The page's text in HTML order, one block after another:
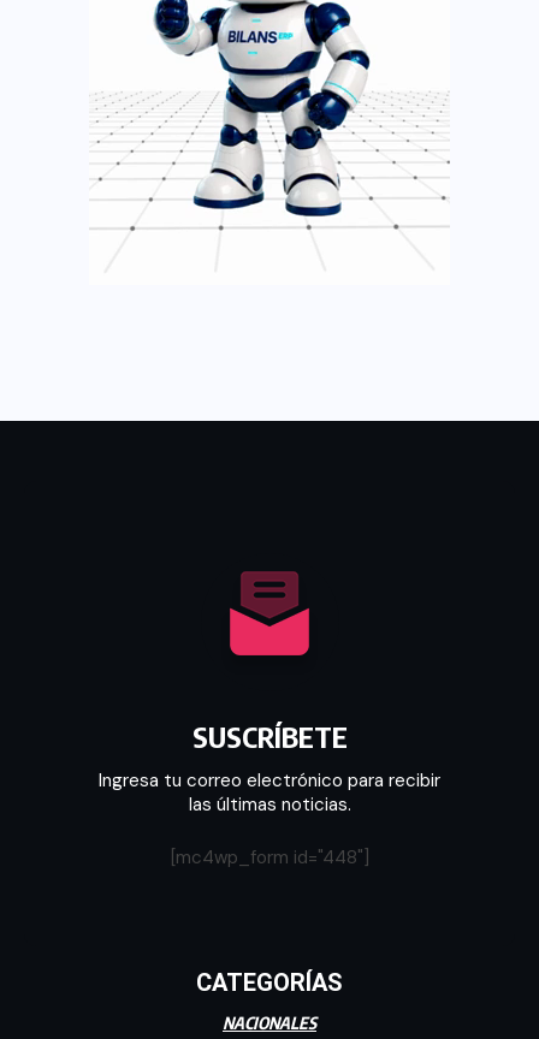
SUSCRÍBETE
Ingresa tu correo electrónico para recibir
las últimas noticias.
[mc4wp_form id="448"]
CATEGORÍAS
NACIONALES